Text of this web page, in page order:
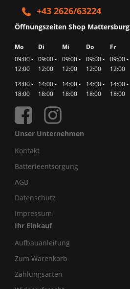
+43 2626/63224
Öffnungszeiten Shop Mattersburg
Mo Di Mi Do Fr
09:00 -
12:00
09:00 -
12:00
09:00 -
12:00
09:00 -
12:00
09:00 -
12:00
14:00 -
18:00
14:00 -
18:00
14:00 -
18:00
14:00 -
18:00
14:00 -
18:00
Unser Unternehmen
Kontakt
Batterieentsorgung
AGB
Datenschutz
Impressum
Ihr Einkauf
Aufbauanleitung
Zum Warenkorb
Zahlungsarten